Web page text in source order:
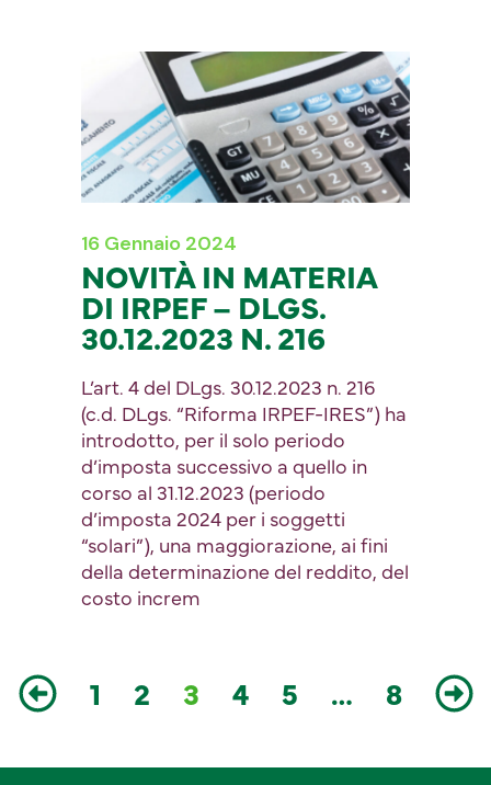
16 Gennaio 2024
NOVITÀ IN MATERIA
DI IRPEF – DLGS.
30.12.2023 N. 216
L’art. 4 del DLgs. 30.12.2023 n. 216
(c.d. DLgs. “Riforma IRPEF-IRES”) ha
introdotto, per il solo periodo
d’imposta successivo a quello in
corso al 31.12.2023 (periodo
d’imposta 2024 per i soggetti
“solari”), una maggiorazione, ai fini
della determinazione del reddito, del
costo increm
1 2 3 4 5 … 8